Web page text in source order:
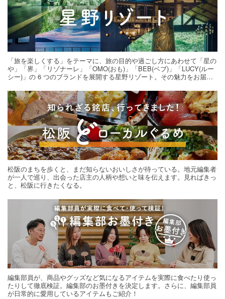
「旅を楽しくする」をテーマに、旅の目的や過ごし方にあわせて「星の
や」「界」「リゾナーレ」「OMO(おも)」「BEB(ベブ)」「LUCY(ルー
シー)」の 6 つのブランドを展開する星野リゾート。その魅力をお届け
松阪のまちを歩くと、まだ知らないおいしさが待っている。地元編集者
が一人で巡り、出会った店主の人柄や想いと味を伝えます。見ればきっ
と、松阪に行きたくなる。
編集部員が、商品やグッズなど気になるアイテムを実際に食べたり使っ
たりして徹底検証。編集部のお墨付きを決定します。さらに、編集部員
が日常的に愛用しているアイテムもご紹介！